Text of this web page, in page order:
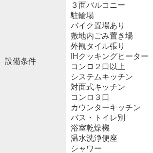
設備条件
３面バルコニー
駐輪場
バイク置場あり
敷地内ごみ置き場
外観タイル張り
IHクッキングヒーター
コンロ２口以上
システムキッチン
対面式キッチン
コンロ３口
カウンターキッチン
バス・トイレ別
浴室乾燥機
温水洗浄便座
シャワー